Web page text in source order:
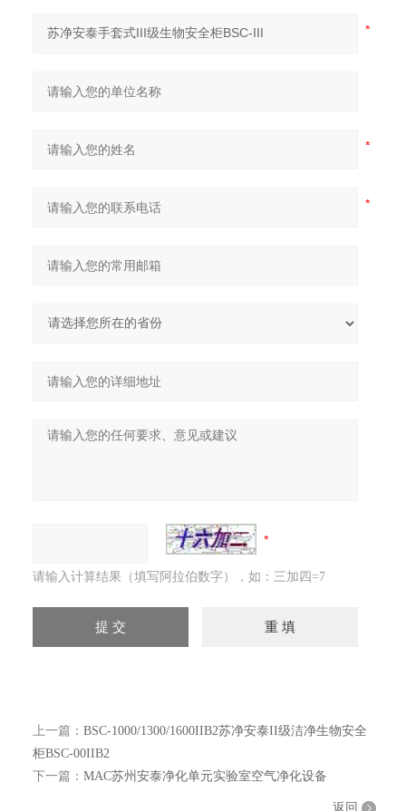
请输入计算结果（填写阿拉伯数字），如：三加四=7
上一篇： BSC-1000/1300/1600IIB2苏净安泰II级洁净生物安全
柜BSC-00IIB2
下一篇： MAC苏州安泰净化单元实验室空气净化设备
返回